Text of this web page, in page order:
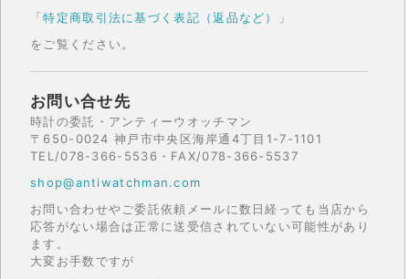
「特定商取引法に基づく表記（返品など）
」
をご覧ください。
お問い合せ先
時計の委託・アンティーウオッチマン
〒650-0024 神戸市中央区海岸通4丁目1-7-1101
TEL/078-366-5536・FAX/078-366-5537
shop@antiwatchman.com
お問い合わせやご委託依頼メールに数日経っても当店から
応答がない場合は正常に送受信されていない可能性があり
ます。
大変お手数ですが